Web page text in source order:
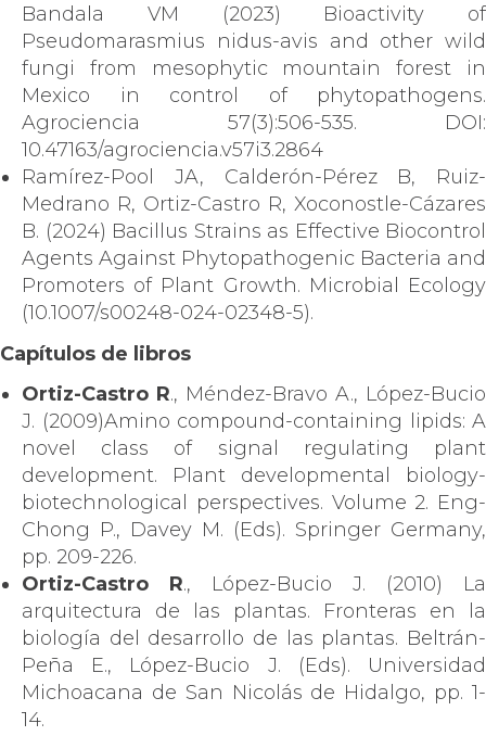
Bandala VM (2023) Bioactivity of
Pseudomarasmius nidus-avis and other wild
fungi from mesophytic mountain forest in
Mexico in control of phytopathogens.
Agrociencia 57(3):506-535. DOI:
10.47163/agrociencia.v57i3.2864
Ramírez-Pool JA, Calderón-Pérez B, Ruiz-
Medrano R, Ortiz-Castro R, Xoconostle-Cázares
B. (2024) Bacillus Strains as Effective Biocontrol
Agents Against Phytopathogenic Bacteria and
Promoters of Plant Growth. Microbial Ecology
(10.1007/s00248-024-02348-5).
Capítulos de libros
Ortiz-Castro R., Méndez-Bravo A., López-Bucio
J. (2009)Amino compound-containing lipids: A
novel class of signal regulating plant
development. Plant developmental biology-
biotechnological perspectives. Volume 2. Eng-
Chong P., Davey M. (Eds). Springer Germany,
pp. 209-226.
Ortiz-Castro R., López-Bucio J. (2010) La
arquitectura de las plantas. Fronteras en la
biología del desarrollo de las plantas. Beltrán-
Peña E., López-Bucio J. (Eds). Universidad
Michoacana de San Nicolás de Hidalgo, pp. 1-
14.